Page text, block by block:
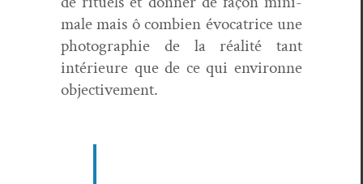
male mais ô com­bi­en évo­ca­trice une
pho­togra­phie de la réal­ité tant
intérieure que de ce qui envi­ronne
objectivement.